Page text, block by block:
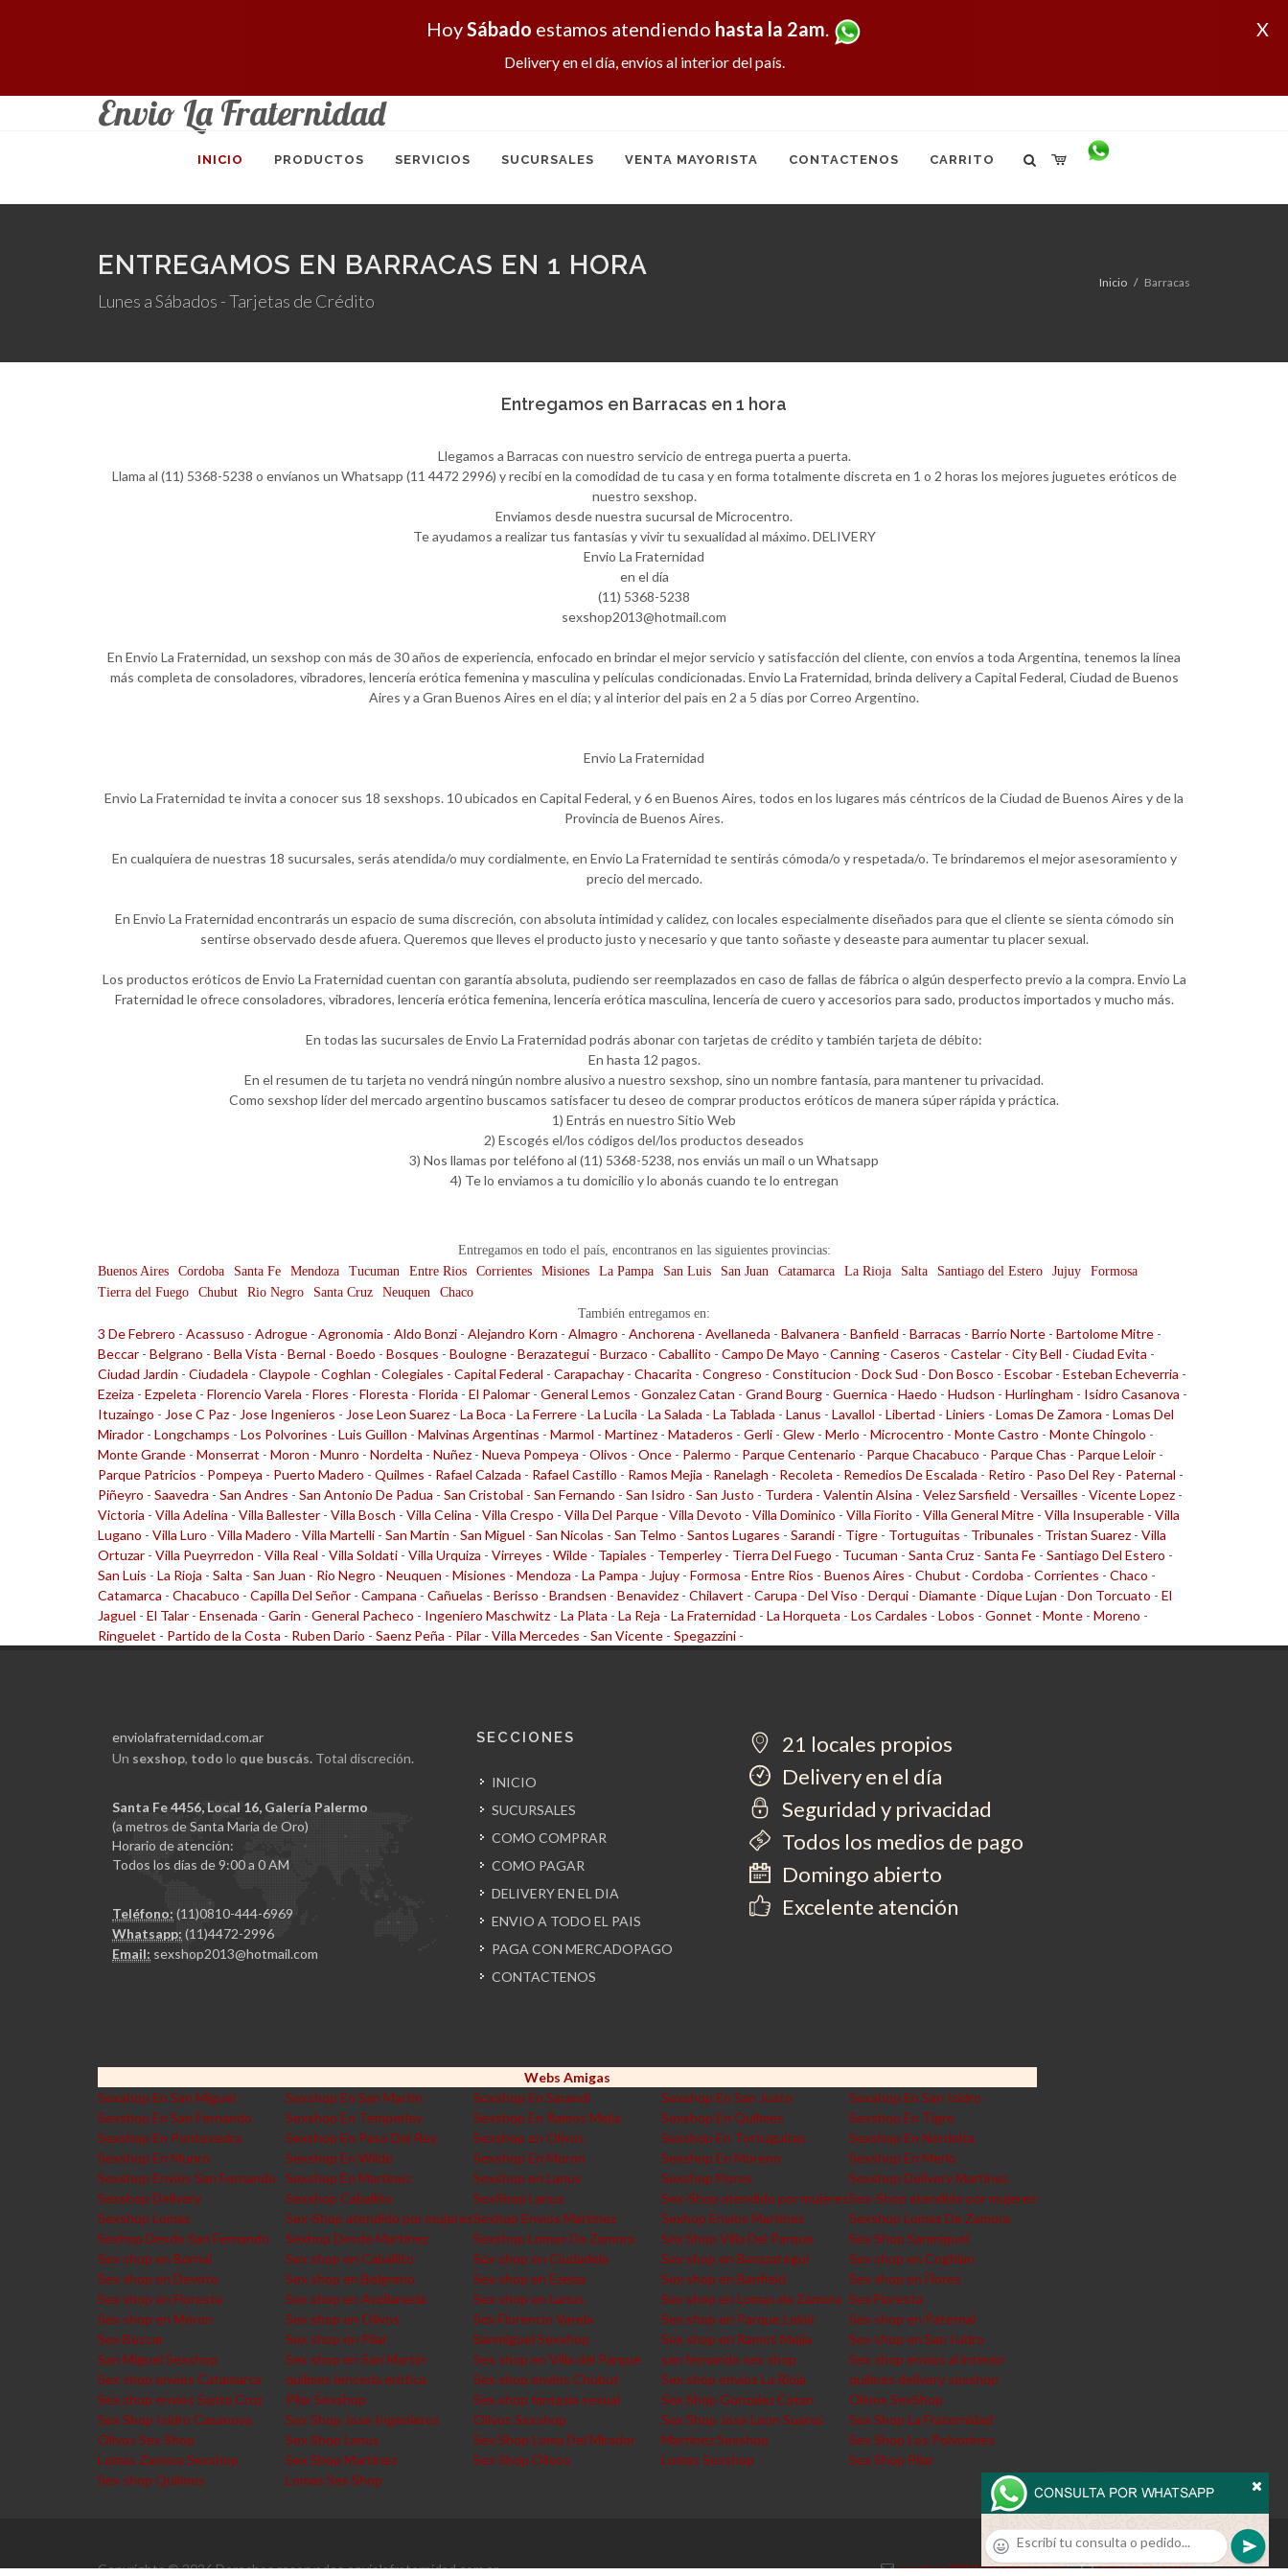
X
HoySábado estamos atendiendo hasta la 2am.
Delivery en el día, envíos al interior del país.
Envio La Fraternidad
INICIO PRODUCTOS SERVICIOS SUCURSALES VENTA MAYORISTA CONTACTENOS CARRITO
ENTREGAMOS EN BARRACAS EN 1 HORA
Lunes a Sábados - Tarjetas de Crédito
Inicio Barracas
Entregamos en Barracas en 1 hora
Llegamos a Barracas con nuestro servicio de entrega puerta a puerta.
Llama al (11) 5368-5238 o envíanos un Whatsapp (11 4472 2996) y recibí en la comodidad de tu casa y en forma totalmente discreta en 1 o 2 horas los mejores juguetes eróticos de
nuestro sexshop.
Enviamos desde nuestra sucursal de Microcentro.
Te ayudamos a realizar tus fantasías y vivir tu sexualidad al máximo. DELIVERY
Envio La Fraternidad
en el día
(11) 5368-5238
sexshop2013@hotmail.com
En Envio La Fraternidad, un sexshop con más de 30 años de experiencia, enfocado en brindar el mejor servicio y satisfacción del cliente, con envíos a toda Argentina, tenemos la línea
más completa de consoladores, vibradores, lencería erótica femenina y masculina y películas condicionadas. Envio La Fraternidad, brinda delivery a Capital Federal, Ciudad de Buenos
Aires y a Gran Buenos Aires en el día; y al interior del pais en 2 a 5 días por Correo Argentino.
Envio La Fraternidad
Envio La Fraternidad te invita a conocer sus 18 sexshops. 10 ubicados en Capital Federal, y 6 en Buenos Aires, todos en los lugares más céntricos de la Ciudad de Buenos Aires y de la
Provincia de Buenos Aires.
En cualquiera de nuestras 18 sucursales, serás atendida/o muy cordialmente, en Envio La Fraternidad te sentirás cómoda/o y respetada/o. Te brindaremos el mejor asesoramiento y
precio del mercado.
En Envio La Fraternidad encontrarás un espacio de suma discreción, con absoluta intimidad y calidez, con locales especialmente diseñados para que el cliente se sienta cómodo sin
sentirse observado desde afuera. Queremos que lleves el producto justo y necesario y que tanto soñaste y deseaste para aumentar tu placer sexual.
Los productos eróticos de Envio La Fraternidad cuentan con garantía absoluta, pudiendo ser reemplazados en caso de fallas de fábrica o algún desperfecto previo a la compra. Envio La
Fraternidad le ofrece consoladores, vibradores, lencería erótica femenina, lencería erótica masculina, lencería de cuero y accesorios para sado, productos importados y mucho más.
En todas las sucursales de Envio La Fraternidad podrás abonar con tarjetas de crédito y también tarjeta de débito:
En hasta 12 pagos.
En el resumen de tu tarjeta no vendrá ningún nombre alusivo a nuestro sexshop, sino un nombre fantasía, para mantener tu privacidad.
Como sexshop líder del mercado argentino buscamos satisfacer tu deseo de comprar productos eróticos de manera súper rápida y práctica.
1) Entrás en nuestro Sitio Web
2) Escogés el/los códigos del/los productos deseados
3) Nos llamas por teléfono al (11) 5368-5238, nos enviás un mail o un Whatsapp
4) Te lo enviamos a tu domicilio y lo abonás cuando te lo entregan
Entregamos en todo el país, encontranos en las siguientes provincias:
Buenos Aires
Cordoba Santa Fe Mendoza Tucuman Entre Rios Corrientes Misiones La Pampa San Luis San Juan Catamarca La Rioja Salta Santiago del Estero Jujuy
Formosa
Tierra del Fuego
Chubut Rio Negro Santa Cruz Neuquen
Chaco
También entregamos en:
3 De Febrero - Acassuso - Adrogue - Agronomia - Aldo Bonzi - Alejandro Korn - Almagro - Anchorena - Avellaneda - Balvanera - Banfield - Barracas - Barrio Norte - Bartolome Mitre -
Beccar - Belgrano - Bella Vista - Bernal - Boedo - Bosques - Boulogne - Berazategui - Burzaco - Caballito - Campo De Mayo - Canning - Caseros - Castelar - City Bell - Ciudad Evita -
Ciudad Jardin - Ciudadela - Claypole - Coghlan - Colegiales - Capital Federal - Carapachay - Chacarita - Congreso - Constitucion - Dock Sud - Don Bosco - Escobar - Esteban Echeverria -
Ezeiza - Ezpeleta - Florencio Varela - Flores - Floresta - Florida - El Palomar - General Lemos - Gonzalez Catan - Grand Bourg - Guernica - Haedo - Hudson - Hurlingham - Isidro Casanova -
Ituzaingo - Jose C Paz - Jose Ingenieros - Jose Leon Suarez - La Boca - La Ferrere - La Lucila - La Salada - La Tablada - Lanus - Lavallol - Libertad - Liniers - Lomas De Zamora - Lomas Del
Mirador - Longchamps - Los Polvorines - Luis Guillon - Malvinas Argentinas - Marmol - Martinez - Mataderos - Gerli - Glew - Merlo - Microcentro - Monte Castro - Monte Chingolo -
Monte Grande - Monserrat - Moron - Munro - Nordelta - Nuñez - Nueva Pompeya - Olivos - Once - Palermo - Parque Centenario - Parque Chacabuco - Parque Chas - Parque Leloir -
Parque Patricios - Pompeya - Puerto Madero - Quilmes - Rafael Calzada - Rafael Castillo - Ramos Mejia - Ranelagh - Recoleta - Remedios De Escalada - Retiro - Paso Del Rey - Paternal -
Piñeyro - Saavedra - San Andres - San Antonio De Padua - San Cristobal - San Fernando - San Isidro - San Justo - Turdera - Valentin Alsina - Velez Sarsfield - Versailles - Vicente Lopez -
Victoria - Villa Adelina - Villa Ballester - Villa Bosch - Villa Celina - Villa Crespo - Villa Del Parque - Villa Devoto - Villa Dominico - Villa Fiorito - Villa General Mitre - Villa Insuperable - Villa
Lugano - Villa Luro - Villa Madero - Villa Martelli - San Martin - San Miguel - San Nicolas - San Telmo - Santos Lugares - Sarandi - Tigre - Tortuguitas - Tribunales - Tristan Suarez - Villa
Ortuzar - Villa Pueyrredon - Villa Real - Villa Soldati - Villa Urquiza - Virreyes - Wilde - Tapiales - Temperley - Tierra Del Fuego - Tucuman - Santa Cruz - Santa Fe - Santiago Del Estero -
San Luis - La Rioja - Salta - San Juan - Rio Negro - Neuquen - Misiones - Mendoza - La Pampa - Jujuy - Formosa - Entre Rios - Buenos Aires - Chubut - Cordoba - Corrientes - Chaco -
Catamarca - Chacabuco - Capilla Del Señor - Campana - Cañuelas - Berisso - Brandsen - Benavidez - Chilavert - Carupa - Del Viso - Derqui - Diamante - Dique Lujan - Don Torcuato - El
Jaguel - El Talar - Ensenada - Garin - General Pacheco - Ingeniero Maschwitz - La Plata - La Reja - La Fraternidad - La Horqueta - Los Cardales - Lobos - Gonnet - Monte - Moreno -
Ringuelet - Partido de la Costa - Ruben Dario - Saenz Peña - Pilar - Villa Mercedes - San Vicente - Spegazzini -
enviolafraternidad.com.ar
Un sexshop, todo lo que buscás. Total discreción.
Santa Fe 4456, Local 16, Galería Palermo
(a metros de Santa Maria de Oro)
Horario de atención:
Todos los días de 9:00 a 0 AM
Teléfono: (11)0810-444-6969
Whatsapp: (11)4472-2996
Email: sexshop2013@hotmail.com
SECCIONES
INICIO
SUCURSALES
COMO COMPRAR
COMO PAGAR
DELIVERY EN EL DIA
ENVIO A TODO EL PAIS
PAGA CON MERCADOPAGO
CONTACTENOS
21 locales propios
Delivery en el día
Seguridad y privacidad
Todos los medios de pago
Domingo abierto
Excelente atención
Webs Amigas
Sexshop En San Miguel
Sexshop En San Martin Sexshop En Sarandi Sexshop En San Justo
Sexshop En San Isidro
Sexshop En San Fernando
Sexshop En Temperley Sexshop En Ramos Mejia Sexshop En Quilmes
Sexshop En Tigre
Sexshop En Pontevedra
Sexshop En Paso Del Rey Sexshop en Olivos Sexshop En Tortuguitas
Sexshop En Nordelta
Sexshop En Munro
Sexshop En Wilde Sexshop En Moron Sexshop En Moreno
Sexshop En Merlo
Sexshop Envios San Fernando
Sexshop En Martinez Sexshop en Lanus Sexshop Flores
Sexshop Delivery Martinez
Sexshop Delivery
Sexshop Caballito SexShop Lanus Sex-Shop atendido por mujeresSex-Shop atendido por mujeres
Sexshop Lomas
Sex-Shop atendido por mujeresSexhop Envios Martinez Sexhop Envios Martinez
Sexshop Lomas De Zamora
Sexhop Desde San Fernando
Sexhop Desde Martinez Sexshop Lomas De Zamora Sex Shop Villa Del Parque
Sex Shop Sanmiguel
Sex shop en Bernal
Sex shop en Caballito Sex shop en Ciudadela Sex shop en Berazategui
Sex shop en Coghlan
Sex shop en Devoto
Sex shop en Belgrano Sex shop en Ezeiza Sex shop en Banfield
Sex shop en Flores
Sex shop en Floresta
Sex shop en Avellaneda Sex shop en Lanus Sex shop en Lomas de Zamora Sex Floresta
Sex shop en Moron
Sex shop en Olivos Sex Florencio Varela Sex shop en Parque Leloir
Sex shop en Paternal
Sex Beccar
Sex shop en Pilar Sanmiguel Sexshop Sex shop en Ramos Mejia
Sex shop en San Isidro
San Miguel Sexshop
Sex shop en San Martin Sex shop en Villa del Parque san fernando sex shop
Sex shop envios al interior
Sex shop envios Catamarca
quilmes lencería erótica Sex shop envios Chubut Sex shop envios La Rioja
quilmes delivery sexshop
Sex shop envios Santa Cruz
Pilar Sexshop Sex shop fantasia sexual Sex Shop Gonzalez Catan
Olivos SexShop
Sex Shop Isidro Casanova
Sex Shop Jose Ingenieros Olivos Sexshop Sex Shop Jose Leon Suarez
Sex Shop La Fraternidad
Olivos Sex Shop
Sex Shop Lanus Sex Shop Loma Del Mirador Martinez Sexshop
Sex Shop Los Polvorines
Lomas Zamora Sexshop
Sex Shop Martinez Sex Shop Olivos Lomas Sexshop
Sex Shop Pilar
Sex shop Quilmes
Lomas Sex Shop
Copyrights © 2026 Derechos reservados enviolafraternidad.com.ar sexshop2013@hotmail.com · 0810-444-6969